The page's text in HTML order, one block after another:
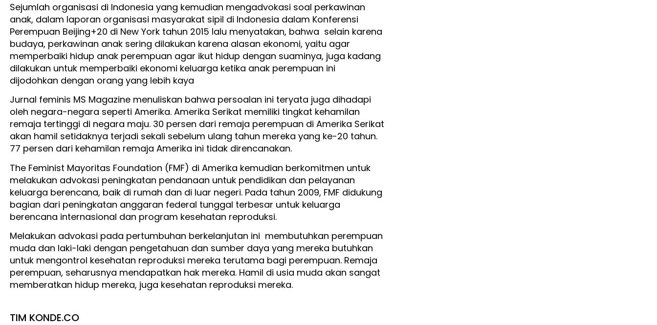
Sejumlah organisasi di Indonesia yang kemudian mengadvokasi soal perkawinan
anak, dalam laporan organisasi masyarakat sipil di Indonesia dalam Konferensi
Perempuan Beijing+20 di New York tahun 2015 lalu menyatakan, bahwa selain karena
budaya, perkawinan anak sering dilakukan karena alasan ekonomi, yaitu agar
memperbaiki hidup anak perempuan agar ikut hidup dengan suaminya, juga kadang
dilakukan untuk memperbaiki ekonomi keluarga ketika anak perempuan ini
dijodohkan dengan orang yang lebih kaya
Jurnal feminis MS Magazine menuliskan bahwa persoalan ini teryata juga dihadapi
oleh negara-negara seperti Amerika. Amerika Serikat memiliki tingkat kehamilan
remaja tertinggi di negara maju. 30 persen dari remaja perempuan di Amerika Serikat
akan hamil setidaknya terjadi sekali sebelum ulang tahun mereka yang ke-20 tahun.
77 persen dari kehamilan remaja Amerika ini tidak direncanakan.
The Feminist Mayoritas Foundation (FMF) di Amerika kemudian berkomitmen untuk
melakukan advokasi peningkatan pendanaan untuk pendidikan dan pelayanan
keluarga berencana, baik di rumah dan di luar negeri. Pada tahun 2009, FMF didukung
bagian dari peningkatan anggaran federal tunggal terbesar untuk keluarga
berencana internasional dan program kesehatan reproduksi.
Melakukan advokasi pada pertumbuhan berkelanjutan ini membutuhkan perempuan
muda dan laki-laki dengan pengetahuan dan sumber daya yang mereka butuhkan
untuk mengontrol kesehatan reproduksi mereka terutama bagi perempuan. Remaja
perempuan, seharusnya mendapatkan hak mereka. Hamil di usia muda akan sangat
memberatkan hidup mereka, juga kesehatan reproduksi mereka.
TIM KONDE.CO